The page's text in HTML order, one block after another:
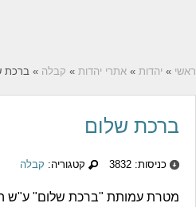
ראשי » יהדות » אתרי יהדות » קבלה » ברכת
ברכת שלום
כניסות: 3832 קטגוריה: קבלה
מטרת עמותת "ברכת שלום" ע"ש